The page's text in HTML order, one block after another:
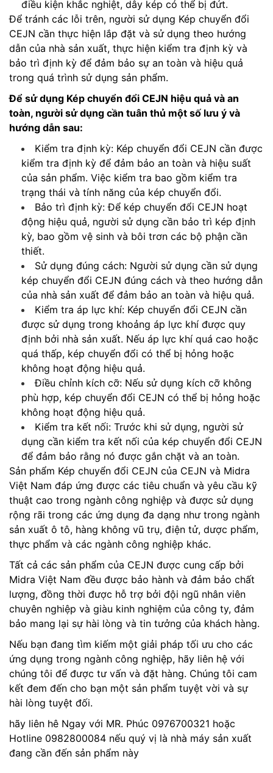
điều kiện khắc nghiệt, dây kép có thể bị đứt.
Để tránh các lỗi trên, người sử dụng Kép chuyển đổi
CEJN cần thực hiện lắp đặt và sử dụng theo hướng
dẫn của nhà sản xuất, thực hiện kiểm tra định kỳ và
bảo trì định kỳ để đảm bảo sự an toàn và hiệu quả
trong quá trình sử dụng sản phẩm.
Để sử dụng Kép chuyển đổi CEJN hiệu quả và an
toàn, người sử dụng cần tuân thủ một số lưu ý và
hướng dẫn sau:
Kiểm tra định kỳ: Kép chuyển đổi CEJN cần được
kiểm tra định kỳ để đảm bảo an toàn và hiệu suất
của sản phẩm. Việc kiểm tra bao gồm kiểm tra
trạng thái và tính năng của kép chuyển đổi.
Bảo trì định kỳ: Để kép chuyển đổi CEJN hoạt
động hiệu quả, người sử dụng cần bảo trì kép định
kỳ, bao gồm vệ sinh và bôi trơn các bộ phận cần
thiết.
Sử dụng đúng cách: Người sử dụng cần sử dụng
kép chuyển đổi CEJN đúng cách và theo hướng dẫn
của nhà sản xuất để đảm bảo an toàn và hiệu quả.
Kiểm tra áp lực khí: Kép chuyển đổi CEJN cần
được sử dụng trong khoảng áp lực khí được quy
định bởi nhà sản xuất. Nếu áp lực khí quá cao hoặc
quá thấp, kép chuyển đổi có thể bị hỏng hoặc
không hoạt động hiệu quả.
Điều chỉnh kích cỡ: Nếu sử dụng kích cỡ không
phù hợp, kép chuyển đổi CEJN có thể bị hỏng hoặc
không hoạt động hiệu quả.
Kiểm tra kết nối: Trước khi sử dụng, người sử
dụng cần kiểm tra kết nối của kép chuyển đổi CEJN
để đảm bảo rằng nó được gắn chặt và an toàn.
Sản phẩm Kép chuyển đổi CEJN của CEJN và Midra
Việt Nam đáp ứng được các tiêu chuẩn và yêu cầu kỹ
thuật cao trong ngành công nghiệp và được sử dụng
rộng rãi trong các ứng dụng đa dạng như trong ngành
sản xuất ô tô, hàng không vũ trụ, điện tử, dược phẩm,
thực phẩm và các ngành công nghiệp khác.
Tất cả các sản phẩm của CEJN được cung cấp bởi
Midra Việt Nam đều được bảo hành và đảm bảo chất
lượng, đồng thời được hỗ trợ bởi đội ngũ nhân viên
chuyên nghiệp và giàu kinh nghiệm của công ty, đảm
bảo mang lại sự hài lòng và tin tưởng của khách hàng.
Nếu bạn đang tìm kiếm một giải pháp tối ưu cho các
ứng dụng trong ngành công nghiệp, hãy liên hệ với
chúng tôi để được tư vấn và đặt hàng. Chúng tôi cam
kết đem đến cho bạn một sản phẩm tuyệt vời và sự
hài lòng tuyệt đối.
hãy liên hê Ngay với MR. Phúc 0976700321 hoặc
Hotline 0982800084 nếu quý vị là nhà máy sản xuất
đang cần đến sản phẩm này